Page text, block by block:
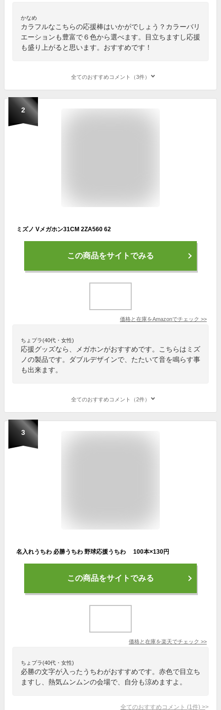
かなめ
カラフルなこちらの応援棒はいかがでしょう？カラーバリ
エーションも豊富で６色から選べます。目立ちますし応援
も盛り上がると思います。おすすめです！
全てのおすすめコメント（3件）
2
ミズノ Vメガホン31CM 2ZA560 62
この商品をサイトでみる
価格と在庫をAmazonでチェック >>
ちょプラ(40代・女性)
応援グッズなら、メガホンがおすすめです。こちらはミズ
ノの製品です。ダブルデザインで、たたいて音を鳴らす事
も出来ます。
全てのおすすめコメント（2件）
3
名入れうちわ 必勝うちわ 野球応援うちわ 100本×130円
この商品をサイトでみる
価格と在庫を楽天でチェック >>
ちょプラ(40代・女性)
必勝の文字が入ったうちわがおすすめです。赤色で目立ち
ますし、熱気ムンムンの会場で、自分も涼めますよ。
全てのおすすめコメント (1 件) >